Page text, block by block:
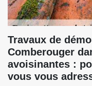
Travaux de
Comberouger
avoisinantes :
vous vous